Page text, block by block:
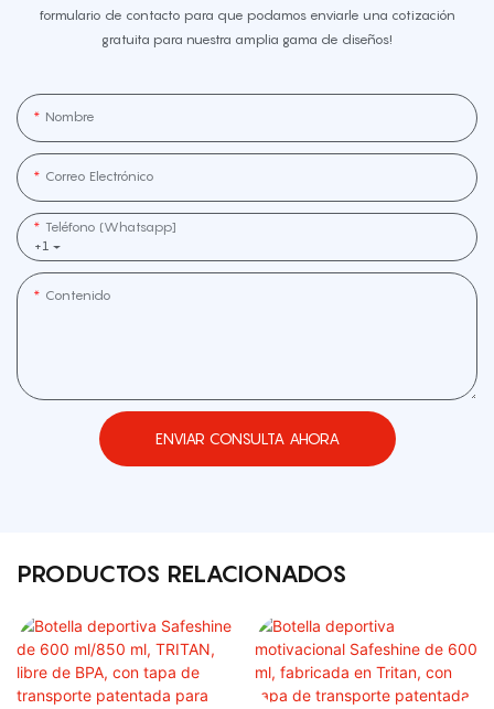
formulario de contacto para que podamos enviarle una cotización
gratuita para nuestra amplia gama de diseños!
Nombre
Correo Electrónico
+1
Teléfono (whatsapp]
Contenido
ENVIAR CONSULTA AHORA
PRODUCTOS RELACIONADOS